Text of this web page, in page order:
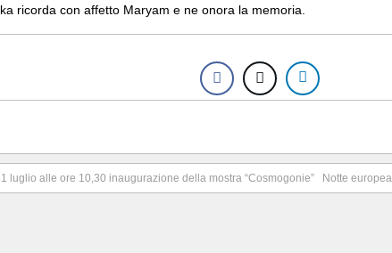
ricorda con affetto Maryam e ne onora la memoria.
luglio alle ore 10,30 inaugurazione della mostra “Cosmogonie” Notte